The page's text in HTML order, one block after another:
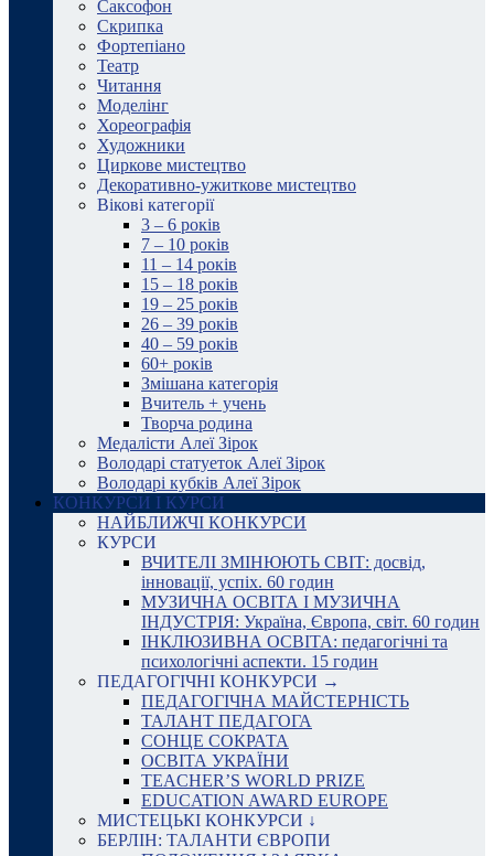
Саксофон
Скрипка
Фортепіано
Театр
Читання
Моделінг
Хореографія
Художники
Циркове мистецтво
Декоративно-ужиткове мистецтво
Вікові категорії
3 – 6 років
7 – 10 років
11 – 14 років
15 – 18 років
19 – 25 років
26 – 39 років
40 – 59 років
60+ років
Змішана категорія
Вчитель + учень
Творча родина
Медалісти Алеї Зірок
Володарі статуеток Алеї Зірок
Володарі кубків Алеї Зірок
КОНКУРСИ І КУРСИ
НАЙБЛИЖЧІ КОНКУРСИ
КУРСИ
ВЧИТЕЛІ ЗМІНЮЮТЬ СВІТ: досвід,
інновації, успіх. 60 годин
МУЗИЧНА ОСВІТА І МУЗИЧНА
ІНДУСТРІЯ: Україна, Європа, світ. 60 годин
ІНКЛЮЗИВНА ОСВІТА: педагогічні та
психологічні аспекти. 15 годин
ПЕДАГОГІЧНІ КОНКУРСИ →
ПЕДАГОГІЧНА МАЙСТЕРНІСТЬ
ТАЛАНТ ПЕДАГОГА
СОНЦЕ СОКРАТА
ОСВІТА УКРАЇНИ
TEACHER’S WORLD PRIZE
EDUCATION AWARD EUROPE
МИСТЕЦЬКІ КОНКУРСИ ↓
БЕРЛІН: ТАЛАНТИ ЄВРОПИ